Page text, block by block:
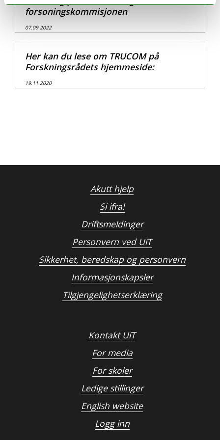
forsoningskommisjonen
07.09.2022
Her kan du lese om TRUCOM på
Forskningsrådets hjemmeside:
19.11.2020
Akutt hjelp
Si ifra!
Driftsmeldinger
Personvern ved UiT
Sikkerhet, beredskap og personvern
Informasjonskapsler
Tilgjengelighetserklæring
Kontakt UiT
For media
For skoler
Ledige stillinger
English website
Logg inn